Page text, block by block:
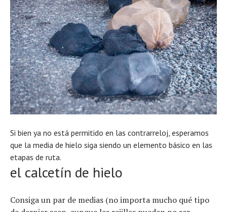
Si bien ya no está permitido en las contrarreloj, esperamos
que la media de hielo siga siendo un elemento básico en las
etapas de ruta.
el calcetín de hielo
Consiga un par de medias (no importa mucho qué tipo